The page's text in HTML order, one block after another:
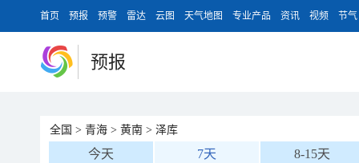
首页 预报 预警 雷达 云图 天气地图 专业产品 资讯 视频 节气
预报
全国 > 青海 > 黄南 > 泽库
今天 7天 8-15天